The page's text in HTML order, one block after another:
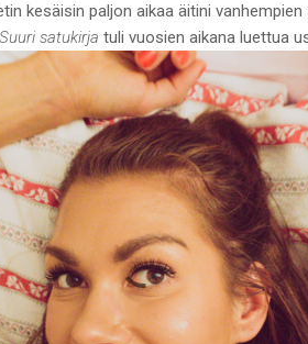
kesäisin paljon aikaa äitini
Suuri satukirja tuli vuosien aikana luettua